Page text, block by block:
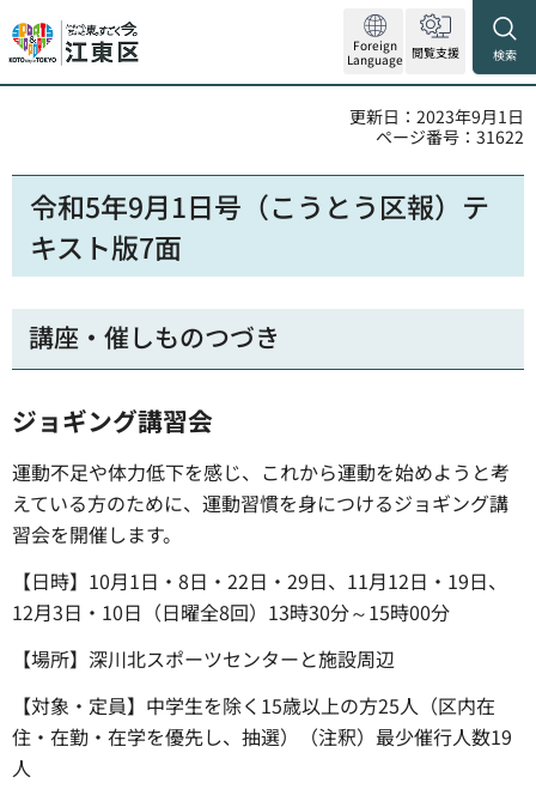
Foreign
Language 閲覧支援 検索
更新日：2023年9月1日
ページ番号：31622
令和5年9月1日号（こうとう区報）テ
キスト版7面
講座・催しものつづき
ジョギング講習会
運動不足や体力低下を感じ、これから運動を始めようと考
えている方のために、運動習慣を身につけるジョギング講
習会を開催します。
【日時】10月1日・8日・22日・29日、11月12日・19日、
12月3日・10日（日曜全8回）13時30分～15時00分
【場所】深川北スポーツセンターと施設周辺
【対象・定員】中学生を除く15歳以上の方25人（区内在
住・在勤・在学を優先し、抽選）（注釈）最少催行人数19
人